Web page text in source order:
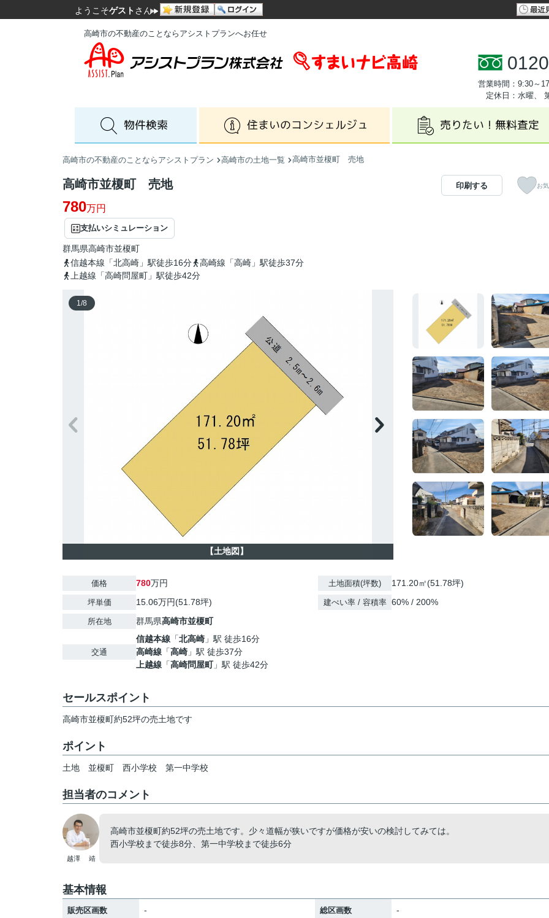
ようこそゲスト さん
高崎市の不動産のことならアシストプランへお任せ
営業時間：9:30～
定休日：水曜、
高崎市の不動産のことならアシストプラン 高崎市の土地一覧 高崎市並榎町 売地
高崎市並榎町 売地
780万円
支払いシミュレーション
群馬県高崎市並榎町
信越本線「北高崎」駅徒歩16分
高崎線「高崎」駅徒歩37分
上越線「高崎問屋町」駅徒歩42分
印刷する お
1/8
【土地図】
価格 780万円
坪単価 15.06万円(51.78坪)
所在地 群馬県高崎市並榎町
交通
信越本線 「北高崎 」駅 徒歩16分
高崎線 「高崎 」駅 徒歩37分
上越線 「高崎問屋町」駅 徒歩42分
土地面積(坪数) 171.20㎡(51.78坪)
建ぺい率 / 容積率 60% / 200%
セールスポイント
高崎市並榎町約52坪の売土地です
ポイント
土地 並榎町 西小学校 第一中学校
担当者のコメント
越澤 靖
高崎市並榎町約52坪の売土地です。少々道幅が狭いですが価格が安いの検討してみては。
西小学校まで徒歩8分、第一中学校まで徒歩6分
基本情報
販売区画数 - 総区画数 -